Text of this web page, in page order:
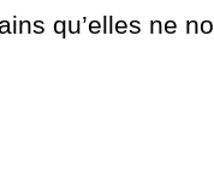
qu’elles ne